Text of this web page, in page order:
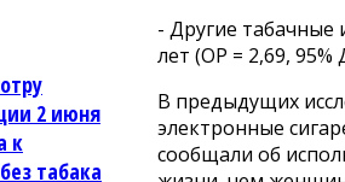
- Другие
лет (ОР = 2,69,
В предыдущих
электронные
сообщали об
2 июня
к
табака